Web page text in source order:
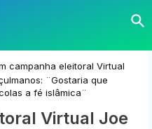
campanha eleitoral Virtual
¨Gostaria que
a fé islâmica¨
Virtual Joe